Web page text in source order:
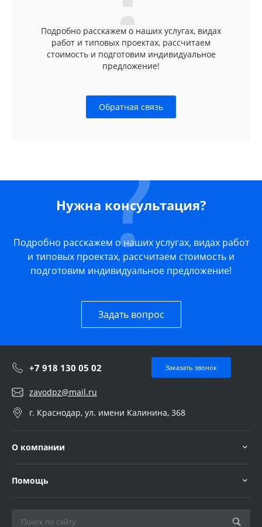
Подробно расскажем о наших услугах, видах
работ и типовых проектах, рассчитаем
стоимость и подготовим индивидуальное
предложение!
Обратная связь
Нужна консультация?
Подробно расскажем о наших услугах, видах работ
и типовых проектах, рассчитаем стоимость и
подготовим индивидуальное предложение!
Задать вопрос
+7 918 130 05 02 Заказать звонок
zavodpz@mail.ru
г. Краснодар, ул. имени Калинина, 368
О компании
Помощь